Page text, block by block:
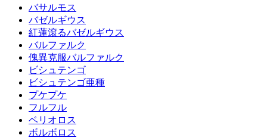
バサルモス
バゼルギウス
紅蓮滾るバゼルギウス
バルファルク
傀異克服バルファルク
ビシュテンゴ
ビシュテンゴ亜種
プケプケ
フルフル
ベリオロス
ボルボロス